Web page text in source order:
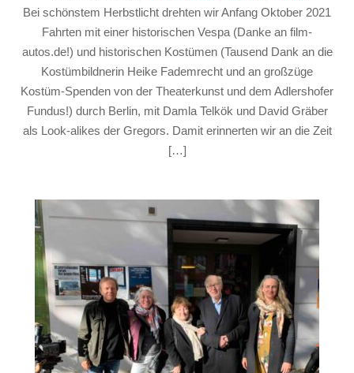
Bei schönstem Herbstlicht drehten wir Anfang Oktober 2021
Fahrten mit einer historischen Vespa (Danke an film-
autos.de!) und historischen Kostümen (Tausend Dank an die
Kostümbildnerin Heike Fademrecht und an großzüge
Kostüm-Spenden von der Theaterkunst und dem Adlershofer
Fundus!) durch Berlin, mit Damla Telkök und David Gräber
als Look-alikes der Gregors. Damit erinnerten wir an die Zeit
[…]